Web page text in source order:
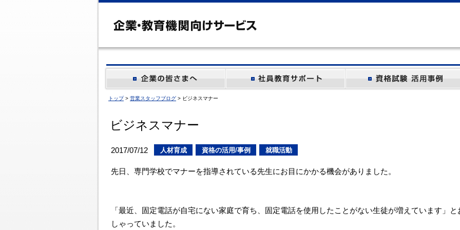
トップ> 営業スタッフブログ > ビジネスマナー
ビジネスマナー
2017/07/12 人材育成 資格の活用/事例 就職活動
先日、専門学校でマナーを指導されている先生にお目にかかる機会がありました。
「最近、固定電話が自宅にない家庭で育ち、固定電話を使用したことがない生徒が増えています」と
しゃっていました。